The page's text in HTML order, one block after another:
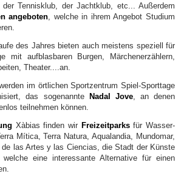
Tennisklub, der Jachtklub, etc... Außerdem
angeboten , welche in ihrem Angebot Studium
des Jahres bieten auch meistens speziell für
mit aufblasbaren Burgen, Märchenerzählern,
Theater....an.
im örtlichen Sportzentrum Spiel-Sporttage
das sogenannte Nadal Jove, an denen
teilnehmen können.
Xàbias finden wir Freizeitparksfür Wasser-
Mítica, Terra Natura, Aqualandia, Mundomar,
de las Artes y las Ciencias, die Stadt der Künste
eine interessante Alternative für einen